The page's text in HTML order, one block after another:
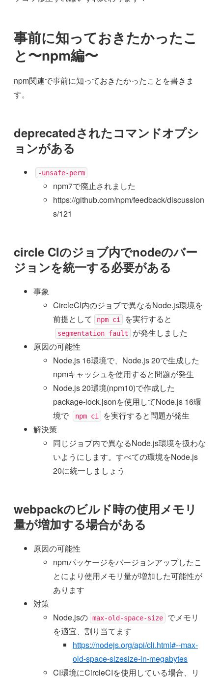
事前に知っておきたかったこ
と〜npm編〜
npm関連で事前に知っておきたかったことを書きま
す。
deprecatedされたコマンドオプシ
ョンがある
-unsafe-perm
npm7で廃止されました
https://github.com/npm/feedback/discussion
s/121
circle CIのジョブ内でnodeのバー
ジョンを統一する必要がある
事象
CircleCI内のジョブで異なるNode.js環境を
前提として
npm ci を実行すると
segmentation fault
が発生しました
原因の可能性
Node.js 16環境で、Node.js 20で生成した
npmキャッシュを使用すると問題が発生
Node.js 20環境(npm10)で作成した
package-lock.jsonを使用してNode.js 16環
境で
npm ci
を実行すると問題が発生
解決策
同じジョブ内で異なるNode.js環境を扱わな
いようにします。すべての環境をNode.js
20に統一しましょう
webpackのビルド時の使用メモリ
量が増加する場合がある
原因の可能性
npmパッケージをバージョンアップしたこ
とにより使用メモリ量が増加した可能性が
あります
対策
Node.jsの max-old-space-size
でメモリ
を適宜、割り当てます
https://nodejs.org/api/cli.html#--max-
old-space-sizesize-in-megabytes
CI環境にCircleCIを使用している場合、リ